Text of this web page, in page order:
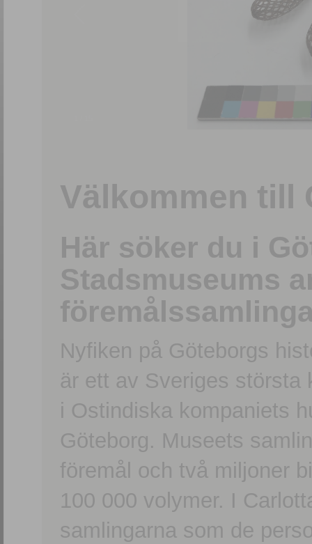
Välkommen till
Här söker du i
Stadsmuseums
Nyfiken på Göteborgs
är ett av Sveriges största
i Ostindiska kompaniets
Göteborg. Museets
föremål och två miljoner
100 000 volymer. I
samlingarna som de